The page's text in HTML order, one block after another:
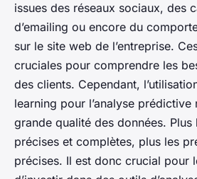
issues des réseaux sociaux, des
d’emailing ou encore du
sur le site web de l’entreprise.
cruciales pour comprendre les
des clients. Cependant,
learning pour l’analyse prédictive
grande qualité des données. Plus
précises et complètes, plus les
précises. Il est donc crucial pour